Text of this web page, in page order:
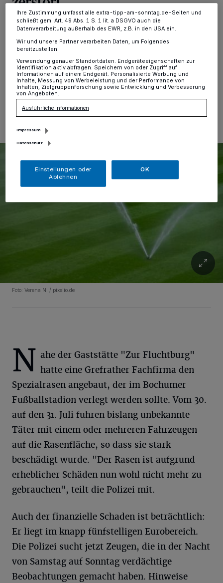
Grefrath·Blinde Zerstörungswut in Grefrath: Wie die
Polizei meldet, haben Vandalen in der Nacht von
Samstag auf Sonntag eine Rasenfläche zerstört, die als
Rollrasen an den VfL Bochum geliefert werden sollte.
01.08.2016 , 12:51 Uhr Eine Minute Lesezeit
Foto: Verena N. / pixelio.de
N ahe der Gaststätte "Zur Fluchtburg"
hatte eine Grefrather Fachfirma den
Spezialrasen angebaut, der im Bochumer
Fußballstadion verlegt werden sollte. Vom 30.
auf den 31. Juli fuhren bislang unbekannte
Täter mit einem oder mehreren Fahrzeugen
auf die Rasenfläche, so dass sie stark
beschädigt wurde. "Der Rasen ist aufgrund
erheblicher Schäden nun wohl nicht mehr zu
gebrauchen", teilt die Polizei mit.
Auch der finanzielle Schaden ist beträchtlich:
Er liegt im knapp fünfstelligen Eurobereich.
Die Polizei sucht jetzt Zeugen, die in der Nacht
von Samstag auf Sonntag verdächtige
Beobachtungen gemacht haben. Hinweise
Ihre Zustimmung umfasst alle extra-tipp-am-sonntag.de-Seiten und
schließt gem. Art. 49 Abs. 1 S. 1 lit. a DSGVO auch die
Datenverarbeitung außerhalb des EWR, z.B. in den USA ein.
Wir und unsere Partner verarbeiten Daten, um Folgendes
bereitzustellen:
Verwendung genauer Standortdaten. Endgeräteeigenschaften zur
Identifikation aktiv abfragen. Speichern von oder Zugriff auf
Informationen auf einem Endgerät. Personalisierte Werbung und
Inhalte, Messung von Werbeleistung und der Performance von
Inhalten, Zielgruppenforschung sowie Entwicklung und Verbesserung
von Angeboten.
Ausführliche Informationen
Impressum
Datenschutz
Einstellungen oder
Ablehnen
OK